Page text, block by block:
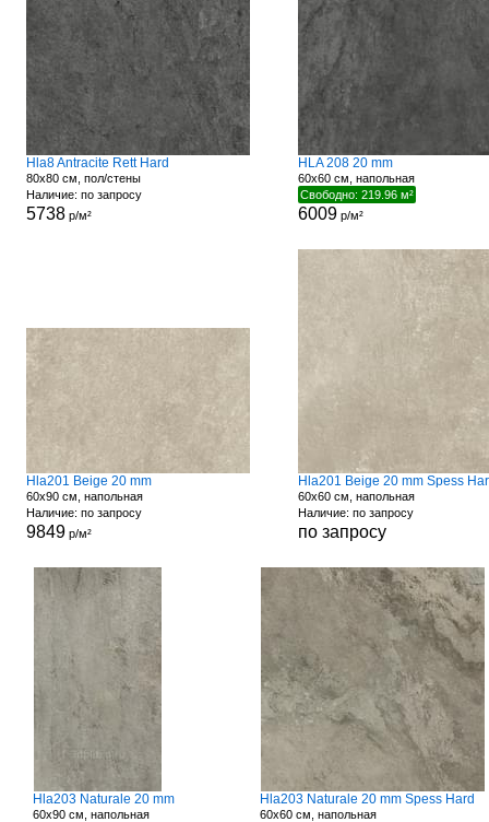
Hla8 Antracite Rett Hard
80x80 см, пол/стены
Наличие: по запросу
5738р/м²
HLA 208 20 mm
60x60 см, напольная
Свободно: 219.96 м²
6009 р/м²
Hla201 Beige 20 mm
60x90 см, напольная
Наличие: по запросу
9849р/м²
Hla201 Beige 20 mm Spess
60x60 см, напольная
Наличие: по запросу
по запросу
Hla203 Naturale 20 mm
60x90 см, напольная
Hla203 Naturale 20 mm Spess Hard
60x60 см, напольная